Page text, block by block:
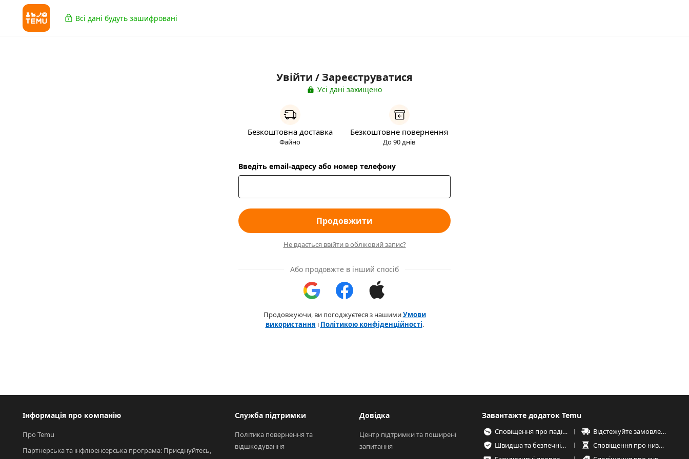
Всі дані будуть зашифровані
Увійти / Зареєструватися
Усі дані захищено
Безкоштовна доставка
Файно
Безкоштовне повернення
До 90 днів
Введіть email-адресу або номер телефону
Продовжити
Не вдається ввійти в обліковий запис?
Або продовжте в інший спосіб
Продовжуючи, ви погоджуєтеся з нашимиУмови
використання і Політикою конфіденційності.
Інформація про компанію
Про Temu
Партнерська та інфлюенсерська програма: Приєднуйтесь,
Служба підтримки
Політика повернення та
відшкодування
Довідка
Центр підтримки та поширені
запитання
Завантажте додаток Temu
Сповіщення про падіння цін
Відстежуйте замовлення в будь-який час
Швидша та безпечніша оплата
Сповіщення про низькі запаси товарів